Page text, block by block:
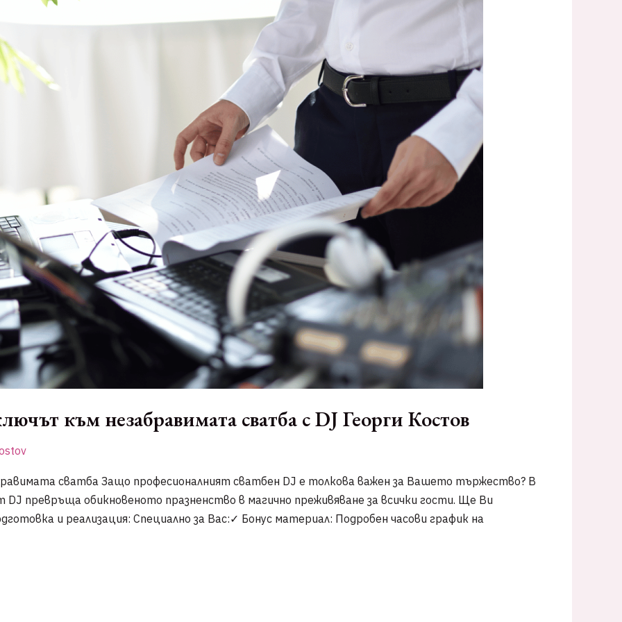
към незабравимата сватба с DJ Георги Костов
сватба Защо професионалният сватбен DJ е толкова важен за Вашето тържество? В
превръща обикновеното празненство в магично преживяване за всички гости. Ще Ви
и реализация: Специално за Вас:✓ Бонус материал: Подробен часови график на